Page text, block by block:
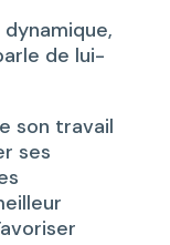
de lui-
son travail
ses